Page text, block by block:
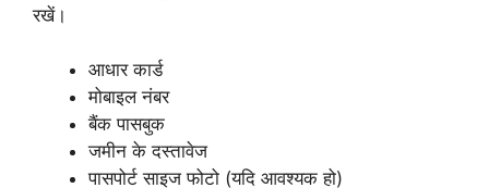
रखें।
आधार कार्ड
मोबाइल नंबर
बैंक पासबुक
जमीन के दस्तावेज
पासपोर्ट साइज फोटो (यदि आवश्यक हो)